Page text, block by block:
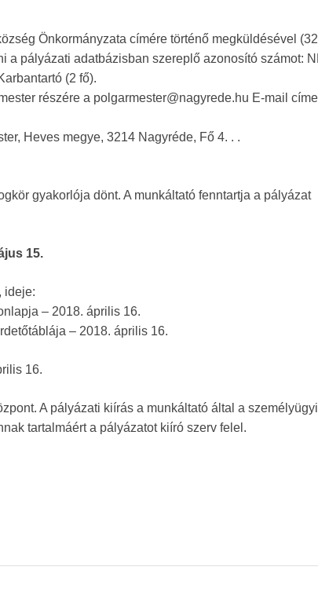
Önkormányzata címére történő megküldésével
a pályázati adatbázisban szereplő azonosító számot:
(2 fő).
részére a polgarmester@nagyrede.hu E-mail
Heves megye, 3214 Nagyréde, Fő 4. . .
gyakorlója dönt. A munkáltató fenntartja a pályázat
15.
ideje:
– 2018. április 16.
– 2018. április 16.
16.
A pályázati kiírás a munkáltató által a
tartalmáért a pályázatot kiíró szerv felel.